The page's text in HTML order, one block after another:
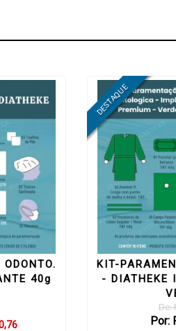
40g
KIT-
- DIATHEKE
De:
Por: